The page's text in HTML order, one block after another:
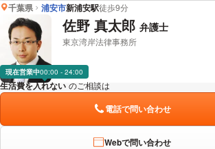
千葉県 浦安市新浦安駅徒歩9分
佐野 真太郎 弁護士
東京湾岸法律事務所
現在営業中00:00 - 24:00
生活費を入れない のご相談は
電話で問い合わせ
Webで問い合わせ